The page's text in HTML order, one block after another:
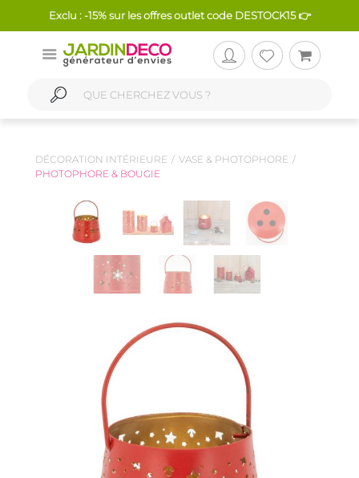
Exclu : -15% sur les offres outlet code DESTOCK15 👉
DÉCORATION INTÉRIEURE
VASE & PHOTOPHORE
PHOTOPHORE & BOUGIE